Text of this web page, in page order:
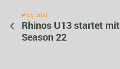
Prev post
Rhinos U13 startet
Season 22